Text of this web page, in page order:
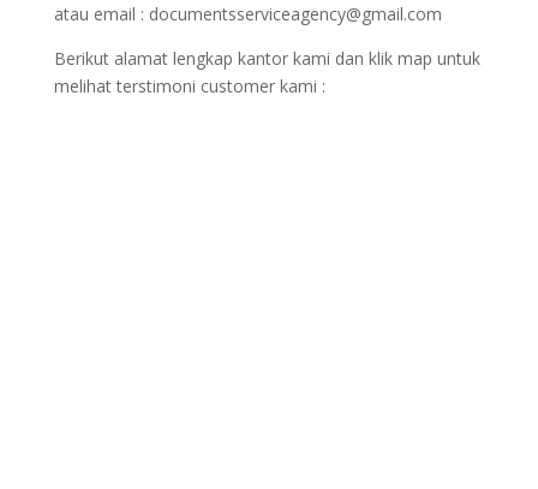
atau email : documentsserviceagency@gmail.com
Berikut alamat lengkap kantor kami dan klik map untuk
melihat terstimoni customer kami :